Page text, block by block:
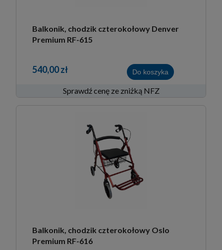
Balkonik, chodzik czterokołowy Denver
Premium RF-615
540,00 zł Do koszyka
Sprawdź cenę ze zniżką NFZ
Balkonik, chodzik czterokołowy Oslo
Premium RF-616